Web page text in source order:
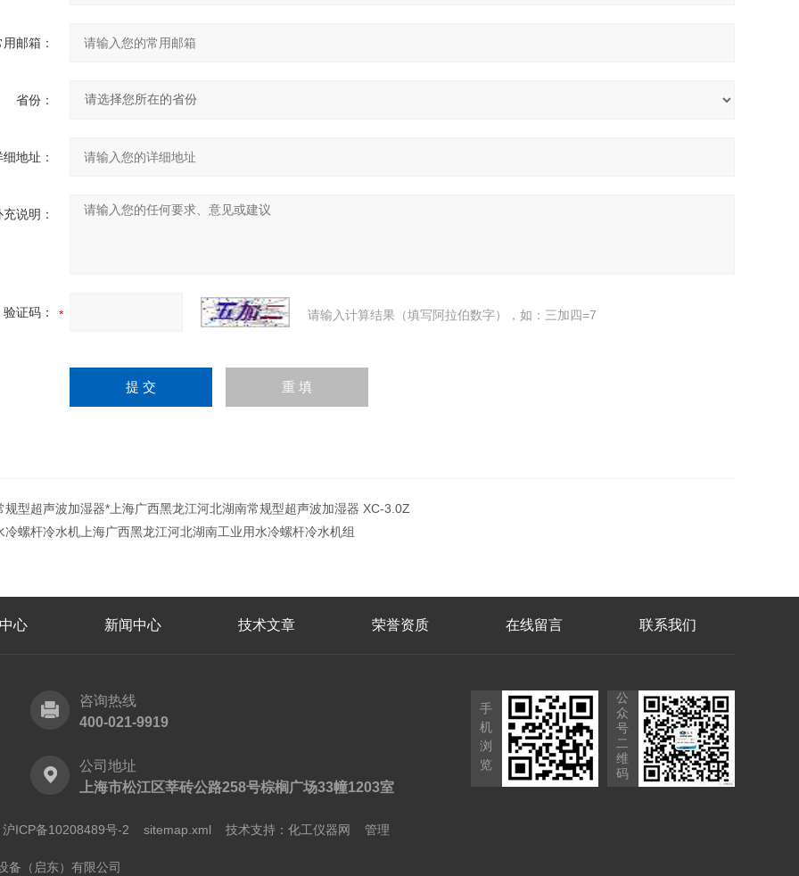
用邮箱：
省份：
细地址：
充说明：
验证码： 请输入计算结果（填写阿拉伯数字），如：三加四=7
规型超声波加湿器*上海广西黑龙江河北湖南常规型超声波加湿器 XC-3.0Z
冷螺杆冷水机上海广西黑龙江河北湖南工业用水冷螺杆冷水机组
心 新闻中心 技术文章 荣誉资质 在线留言 联系我们
咨询热线
400-021-9919
公司地址
上海市松江区莘砖公路258号棕榈广场33幢1203室
手
机
浏
览
公
众
号
二
维
码
ICP备10208489号-2 sitemap.xml 技术支持： 化工仪器网 管理
备（启东）有限公司